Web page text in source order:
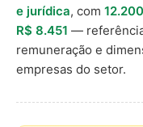
e jurídica, com
R$ 8.451 —
remuneração e
empresas do setor.